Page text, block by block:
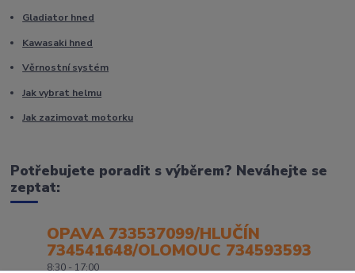
Gladiator hned
Kawasaki hned
Věrnostní systém
Jak vybrat helmu
Jak zazimovat motorku
Potřebujete poradit s výběrem? Neváhejte se
zeptat:
OPAVA 733537099/HLUČÍN
734541648/OLOMOUC 734593593
8:30 - 17:00